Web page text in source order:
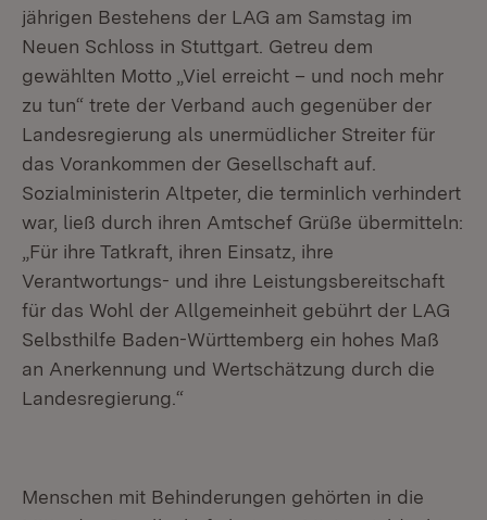
jährigen Bestehens der LAG am Samstag im
Neuen Schloss in Stuttgart. Getreu dem
gewählten Motto „Viel erreicht – und noch mehr
zu tun“ trete der Verband auch gegenüber der
Landesregierung als unermüdlicher Streiter für
das Vorankommen der Gesellschaft auf.
Sozialministerin Altpeter, die terminlich verhindert
war, ließ durch ihren Amtschef Grüße übermitteln:
„Für ihre Tatkraft, ihren Einsatz, ihre
Verantwortungs- und ihre Leistungsbereitschaft
für das Wohl der Allgemeinheit gebührt der LAG
Selbsthilfe Baden-Württemberg ein hohes Maß
an Anerkennung und Wertschätzung durch die
Landesregierung.“
Menschen mit Behinderungen gehörten in die